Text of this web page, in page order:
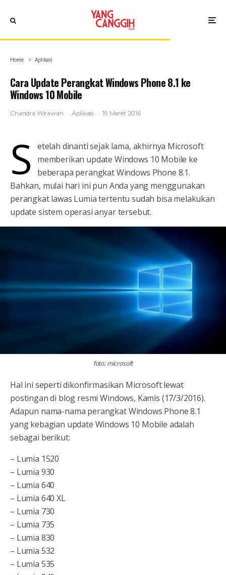
Home Aplikasi
Cara Update Perangkat Windows Phone 8.1 ke
Windows 10 Mobile
Chandra Wirawan · Aplikasi · 19 Maret 2016
S
etelah dinanti sejak lama, akhirnya Microsoft
memberikan update Windows 10 Mobile ke
beberapa perangkat Windows Phone 8.1.
Bahkan, mulai hari ini pun Anda yang menggunakan
perangkat lawas Lumia tertentu sudah bisa melakukan
update sistem operasi anyar tersebut.
foto: microsoft
Hal ini seperti dikonfirmasikan Microsoft lewat
postingan di blog resmi Windows, Kamis (17/3/2016).
Adapun nama-nama perangkat Windows Phone 8.1
yang kebagian update Windows 10 Mobile adalah
sebagai berikut:
– Lumia 1520
– Lumia 930
– Lumia 640
– Lumia 640 XL
– Lumia 730
– Lumia 735
– Lumia 830
– Lumia 532
– Lumia 535